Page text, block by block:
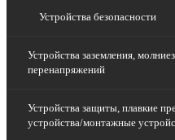
Устройства безопасности
Устройства заземления,
перенапряжений
Устройства защиты, плавкие
устройства/монтажные